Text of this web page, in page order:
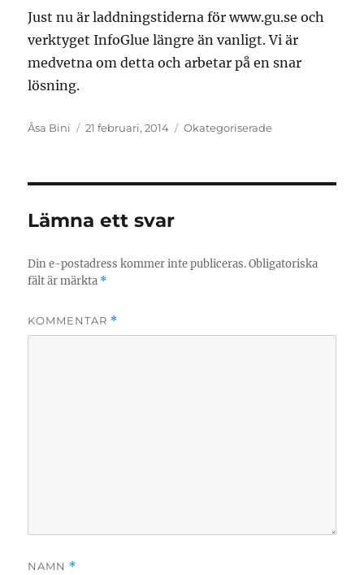
Just nu är laddningstiderna för www.gu.se och
verktyget InfoGlue längre än vanligt. Vi är
medvetna om detta och arbetar på en snar
lösning.
Författare
Åsa Bini Postat
21 februari, 2014 Kategorier
Okategoriserade
Lämna ett svar
Din e-postadress kommer inte publiceras. Obligatoriska
fält är märkta *
KOMMENTAR *
NAMN *